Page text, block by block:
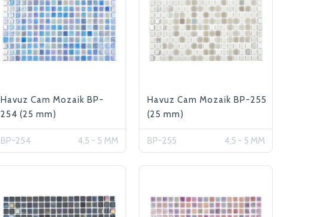
Havuz Cam Mozaik BP-
254 (25 mm)
BP-254 4,5 - 5 MM
Havuz Cam Mozaik BP-255
(25 mm)
BP-255 4,5 - 5 MM